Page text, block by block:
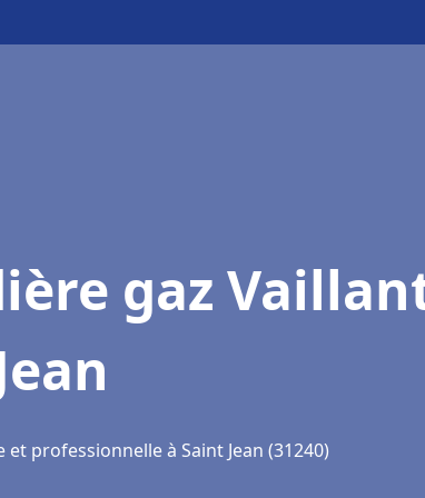
gaz
professionnelle à Saint Jean (31240)